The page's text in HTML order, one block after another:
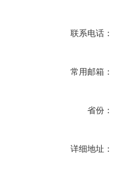
联系电话：
常用邮箱：
省份：
详细地址：